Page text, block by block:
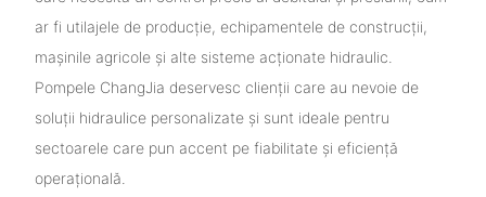
ar fi utilajele de producție, echipamentele de construcții,
mașinile agricole și alte sisteme acționate hidraulic.
Pompele ChangJia deservesc clienții care au nevoie de
soluții hidraulice personalizate și sunt ideale pentru
sectoarele care pun accent pe fiabilitate și eficiență
operațională.